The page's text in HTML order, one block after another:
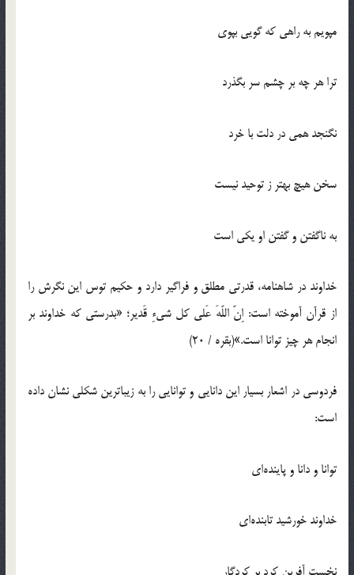
مپويم به راهي كه گويي بپوي
ترا هر چه بر چشم سر بگذرد
نگنجد همي در دلت با خرد
سخن هيچ بهتر ز توحيد نيست
به ناگفتن و گفتن او يكي است
خداوند در شاهنامه، قدرتي مطلق و فراگير دارد و حكيم توس اين نگرش را
از قرآن آموخته است: اِنّ اللّهَ عَلي كل شيءِ قَدير؛ «بدرستي كه خداوند بر
انجام هر چيز توانا است.»(بقره / 20)
فردوسي در اشعار بسيار اين دانايي و توانايي را به زيباترين شكلي نشان داده
است:
توانا و دانا و پاينده‌اي
خداوند خورشيد تابنده‌اي